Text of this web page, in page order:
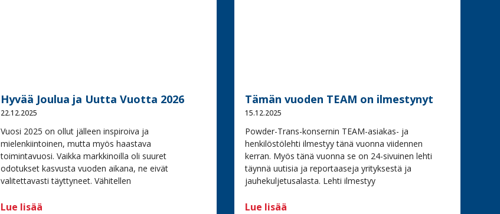
Hyvää Joulua ja Uutta Vuotta 2026
22.12.2025
Vuosi 2025 on ollut jälleen inspiroiva ja
mielenkiintoinen, mutta myös haastava
toimintavuosi. Vaikka markkinoilla oli suuret
odotukset kasvusta vuoden aikana, ne eivät
valitettavasti täyttyneet. Vähitellen
Lue lisää
Tämän vuoden TEAM on ilmestynyt
15.12.2025
Powder-Trans-konsernin TEAM-asiakas- ja
henkilöstölehti ilmestyy tänä vuonna viidennen
kerran. Myös tänä vuonna se on 24-sivuinen lehti
täynnä uutisia ja reportaaseja yrityksestä ja
jauhekuljetusalasta. Lehti ilmestyy
Lue lisää